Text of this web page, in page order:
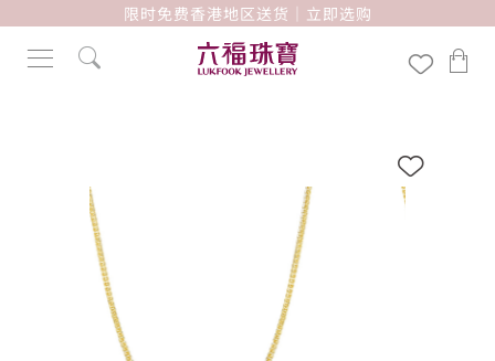
限时免费香港地区送货｜立即选购